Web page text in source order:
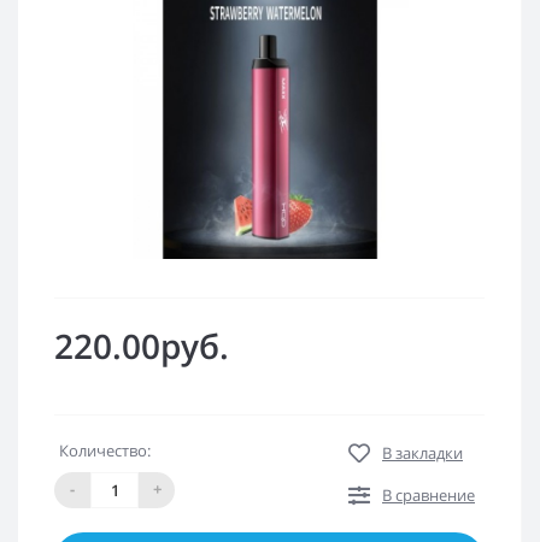
220.00руб.
Количество:
-
+
В закладки
В сравнение